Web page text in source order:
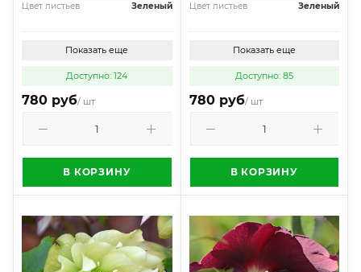
Цвет листьев Зеленый
Показать еще
Доступно: 124
780 руб/ шт
В КОРЗИНУ
Цвет листьев Зеленый
Показать еще
Доступно: 85
780 руб/ шт
В КОРЗИНУ